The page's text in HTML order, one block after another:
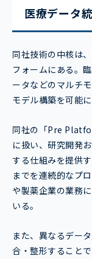
医療データ
同社技術の中核は
フォームにある。
ータなどのマルチ
モデル構築を可能に
同社の「Pre
に扱い、研究開発
する仕組みを提供
までを連続的なプ
や製薬企業の業務
いる。
また、異なるデー
合・整形すること